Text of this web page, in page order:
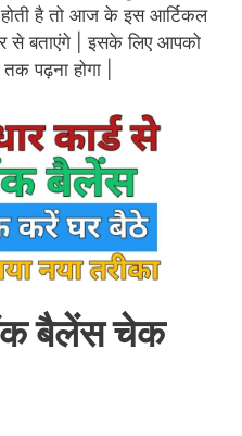
होती है तो आज के इस आर्टिकल
से बताएंगे | इसके लिए आपको
पढ़ना होगा |
बैलेंस चेक